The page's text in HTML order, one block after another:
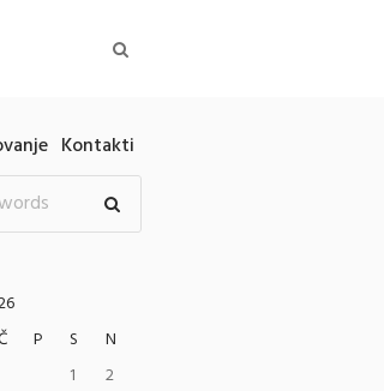
Kontakti
P S
N
1
2